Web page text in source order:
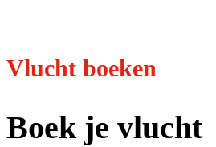
Vlucht boeken
Boek je vlucht